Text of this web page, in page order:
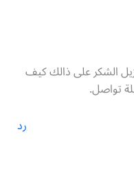
الشكر على ذالك كيف
تواصل.
رد